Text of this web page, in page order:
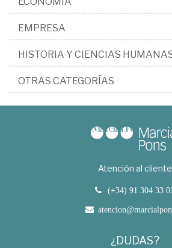
EMPRESA
HISTORIA Y CIENCIAS
OTRAS CATEGORÍAS
Atención al cliente
(+34) 91 304 33
¿DUDAS?